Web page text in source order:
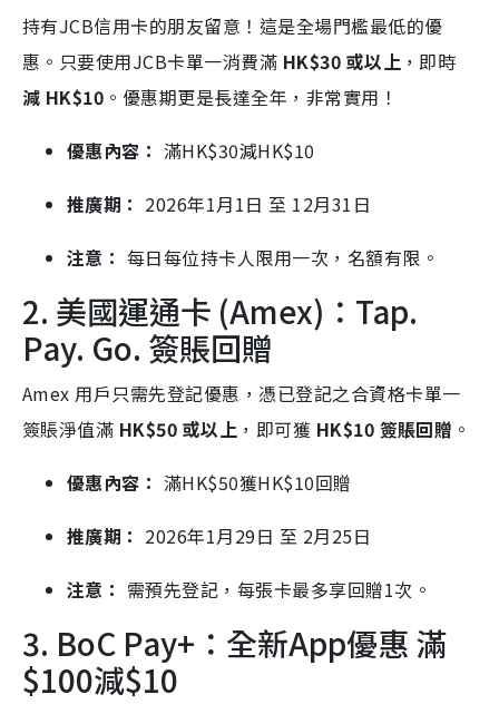
持有JCB信用卡的朋友留意！這是全場門檻最低的優
惠。只要使用JCB卡單一消費滿 HK$30 或以上 ，即時
減 HK$10 。優惠期更是長達全年，非常實用！
優惠內容： 滿HK$30減HK$10
推廣期： 2026年1月1日 至 12月31日
注意： 每日每位持卡人限用一次，名額有限。
2. 美國運通卡 (Amex)：Tap.
Pay. Go. 簽賬回贈
Amex 用戶只需先登記優惠，憑已登記之合資格卡單一
簽賬淨值滿 HK$50 或以上 ，即可獲 HK$10 簽賬回贈 。
優惠內容： 滿HK$50獲HK$10回贈
推廣期： 2026年1月29日 至 2月25日
注意： 需預先登記，每張卡最多享回贈1次。
3. BoC Pay+：全新App優惠 滿
$100減$10